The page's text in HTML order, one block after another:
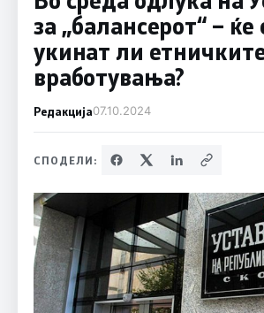
за „балансерот“ – ќе
укинат ли
вработувања?
Редакција07.10.2024
СПОДЕЛИ: